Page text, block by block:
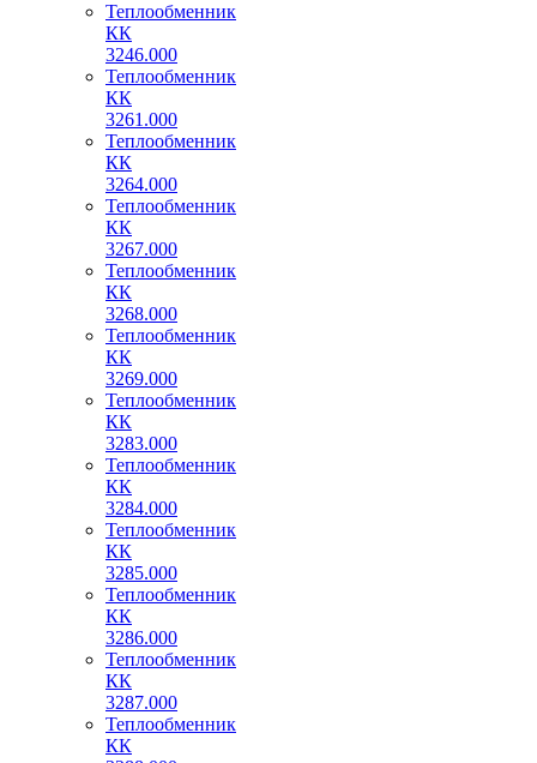
Теплообменник
КК
3246.000
Теплообменник
КК
3261.000
Теплообменник
КК
3264.000
Теплообменник
КК
3267.000
Теплообменник
КК
3268.000
Теплообменник
КК
3269.000
Теплообменник
КК
3283.000
Теплообменник
КК
3284.000
Теплообменник
КК
3285.000
Теплообменник
КК
3286.000
Теплообменник
КК
3287.000
Теплообменник
КК